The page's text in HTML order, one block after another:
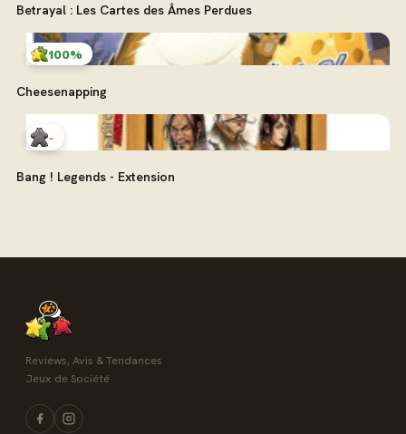
Betrayal : Les Cartes des Âmes Perdues
100%
Cheesenapping
-
Bang ! Legends - Extension
Reviews, Avis & Tendances
Jeux de Société